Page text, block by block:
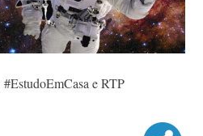
#EstudoEmCasa e RTP